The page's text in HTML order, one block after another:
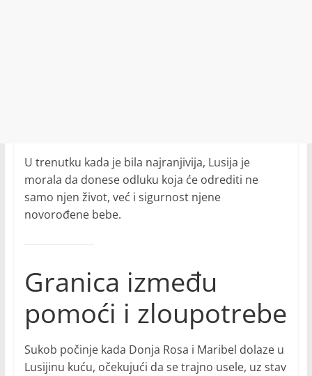
U trenutku kada je bila najranjivija, Lusija je
morala da donese odluku koja će odrediti ne
samo njen život, već i sigurnost njene
novorođene bebe.
Granica između
pomoći i zloupotrebe
Sukob počinje kada Donja Rosa i Maribel dolaze u
Lusijinu kuću, očekujući da se trajno usele, uz stav